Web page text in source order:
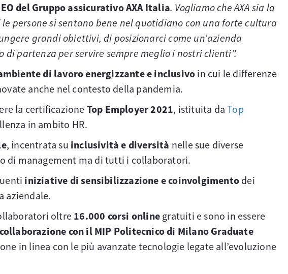
del Gruppo assicurativo AXA Italia. Vogliamo che AXA sia la
persone si sentano bene nel quotidiano con una forte cultura
grandi obiettivi, di posizionarci come un’azienda
partenza per servire sempre meglio i nostri clienti”.
di lavoro energizzante e inclusivo in cui le differenze
anche nel contesto della pandemia.
la certificazione Top Employer 2021, istituita daTop
in ambito HR.
, incentrata su inclusività e diversità nelle sue diverse
di management ma di tutti i collaboratori.
iniziative di sensibilizzazione e coinvolgimento dei
aziendale.
oltre 16.000 corsi online gratuiti e sono in essere
con il MIP Politecnico di Milano Graduate
in linea con le più avanzate tecnologie legate all’evoluzione